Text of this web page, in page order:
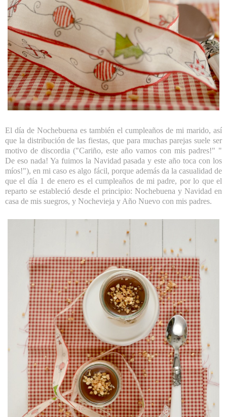
El día de Nochebuena es también el cumpleaños de mi marido, así
que la distribución de las fiestas, que para muchas parejas suele ser
motivo de discordia ("Cariño, este año vamos con mis padres!" "
De eso nada! Ya fuimos la Navidad pasada y este año toca con los
míos!"), en mi caso es algo fácil, porque además da la casualidad de
que el día 1 de enero es el cumpleaños de mi padre, por lo que el
reparto se estableció desde el principio: Nochebuena y Navidad en
casa de mis suegros, y Nochevieja y Año Nuevo con mis padres.